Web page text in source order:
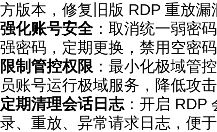
方版本，修复旧版 RDP 重放漏
强化账号安全：取消统一弱密
强密码，定期更换，禁用空密
限制管控权限 ：最小化极域管
员账号运行极域服务，降低攻
定期清理会话日志：开启 RDP
录、重放、异常请求日志，便